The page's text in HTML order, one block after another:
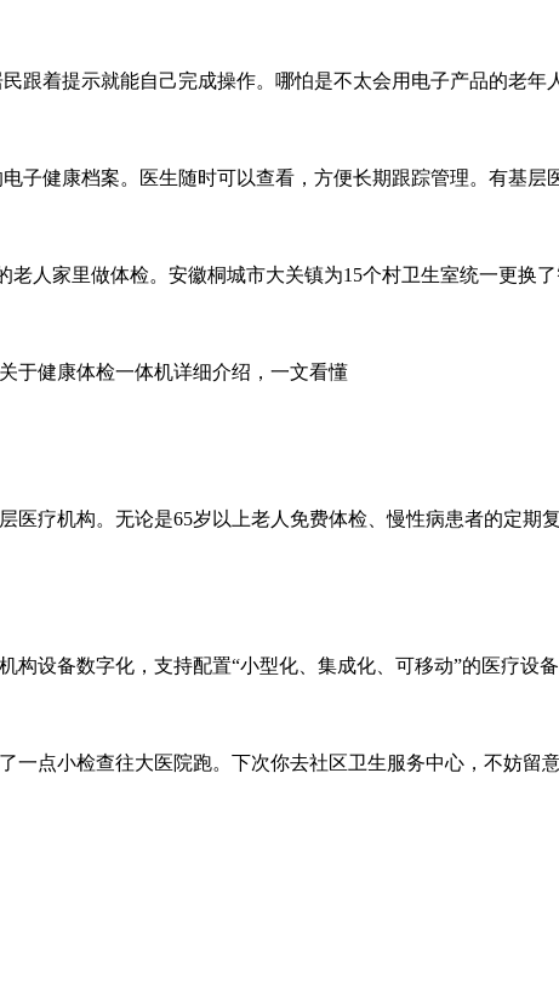
跟着提示就能自己完成操作。哪怕是不太会用电子产品的老
子健康档案。医生随时可以查看，方便长期跟踪管理。有基层
人家里做体检。安徽桐城市大关镇为15个村卫生室统一更换
疗机构。无论是65岁以上老人免费体检、慢性病患者的定期
构设备数字化，支持配置“小型化、集成化、可移动”的医疗设
一点小检查往大医院跑。下次你去社区卫生服务中心，不妨